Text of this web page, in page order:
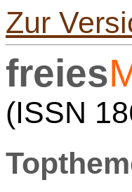
Zur
freies
(ISSN